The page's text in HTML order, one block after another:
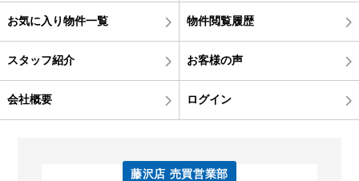
お気に入り物件一覧 物件閲覧履歴
スタッフ紹介 お客様の声
会社概要 ログイン
藤沢店 売買営業部